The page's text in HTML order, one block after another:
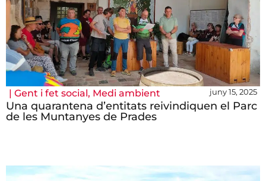
| Gent i fet social, Medi ambient juny 15, 2025
Una quarantena d’entitats reivindiquen el Parc
de les Muntanyes de Prades